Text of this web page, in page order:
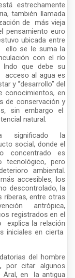
estrechamente
también llamada
de más vieja
pensamiento euro
ubicada entre
ello se le suma la
con el río
que debe su
acceso al agua es
y “desarrollo” del
conocimientos, en
de conservación y
sin embargo el
natural.
significado la
social, donde el
concentrado es
pero
ambiental.
accesibles, los
descontrolado, la
entre otras
antrópica,
registrados en el
explica la relación
iniciales en cierta
del hombre
por citar algunos
Aral, en la antigua